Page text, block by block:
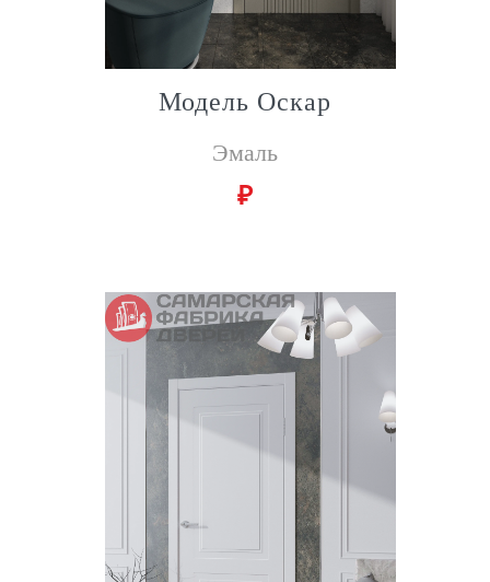
Модель Оскар
Эмаль
₽